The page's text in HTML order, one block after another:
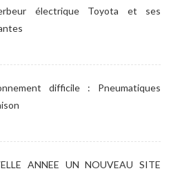
électrique Toyota et ses
difficile : Pneumatiques
ANNEE UN NOUVEAU SITE